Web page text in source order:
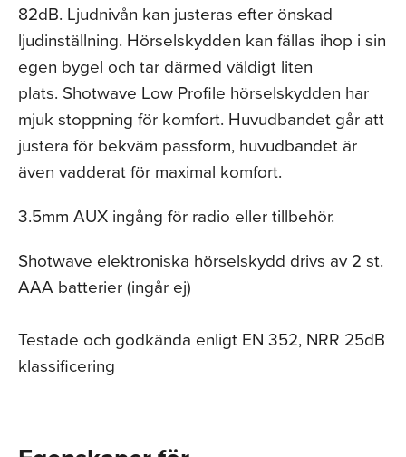
82dB. Ljudnivån kan justeras efter önskad
ljudinställning. Hörselskydden kan fällas ihop i sin
egen bygel och tar därmed väldigt liten
plats. Shotwave Low Profile hörselskydden har
mjuk stoppning för komfort. Huvudbandet går att
justera för bekväm passform, huvudbandet är
även vadderat för maximal komfort.
3.5mm AUX ingång för radio eller tillbehör.
Shotwave elektroniska hörselskydd drivs av 2 st.
AAA batterier (ingår ej)
Testade och godkända enligt EN 352, NRR 25dB
klassificering